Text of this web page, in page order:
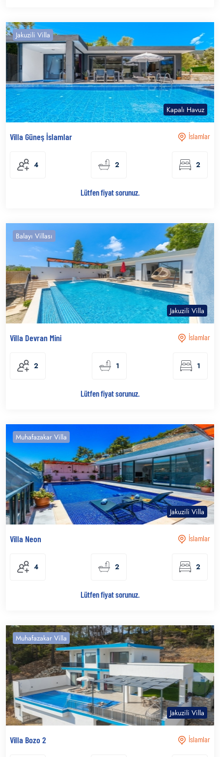
Jakuzili Villa
Kapalı Havuz
İslamlar
Villa Güneş İslamlar
4 2 2
Lütfen fiyat sorunuz.
Balayı Villası
Jakuzili Villa
İslamlar
Villa Devran Mini
2 1 1
Lütfen fiyat sorunuz.
Muhafazakar Villa
Jakuzili Villa
İslamlar
Villa Neon
4 2 2
Lütfen fiyat sorunuz.
Muhafazakar Villa
Jakuzili Villa
İslamlar
Villa Bozo 2